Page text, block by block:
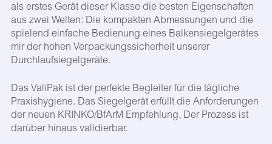
als erstes Gerät dieser Klasse die besten Eigenschaften
aus zwei Welten: Die kompakten Abmessungen und die
spielend einfache Bedienung eines Balkensiegelgerätes
mir der hohen Verpackungssicherheit unserer
Durchlaufsiegelgeräte.
Das ValiPak ist der perfekte Begleiter für die tägliche
Praxishygiene. Das Siegelgerät erfüllt die Anforderungen
der neuen KRINKO/BfArM Empfehlung. Der Prozess ist
darüber hinaus validierbar.